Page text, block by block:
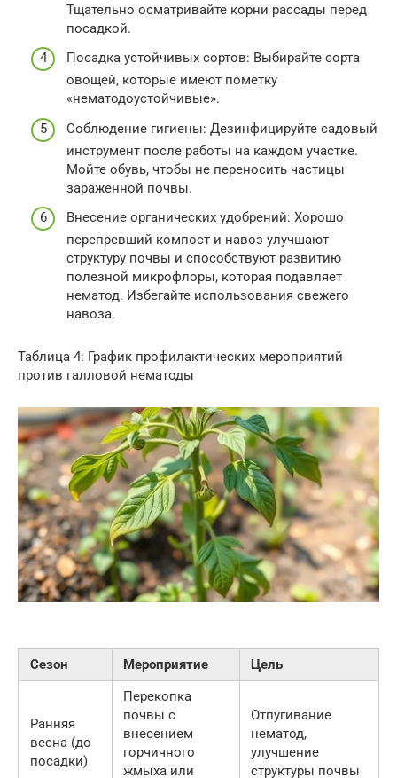
Тщательно осматривайте корни рассады перед
посадкой.
Посадка устойчивых сортов: Выбирайте сорта
овощей, которые имеют пометку
«нематодоустойчивые».
Соблюдение гигиены: Дезинфицируйте садовый
инструмент после работы на каждом участке.
Мойте обувь, чтобы не переносить частицы
зараженной почвы.
Внесение органических удобрений: Хорошо
перепревший компост и навоз улучшают
структуру почвы и способствуют развитию
полезной микрофлоры, которая подавляет
нематод. Избегайте использования свежего
навоза.
Таблица 4: График профилактических мероприятий
против галловой нематоды
Сезон Мероприятие Цель
Ранняя
весна (до
посадки)
Перекопка
почвы с
внесением
горчичного
жмыха или
Отпугивание
нематод,
улучшение
структуры почвы